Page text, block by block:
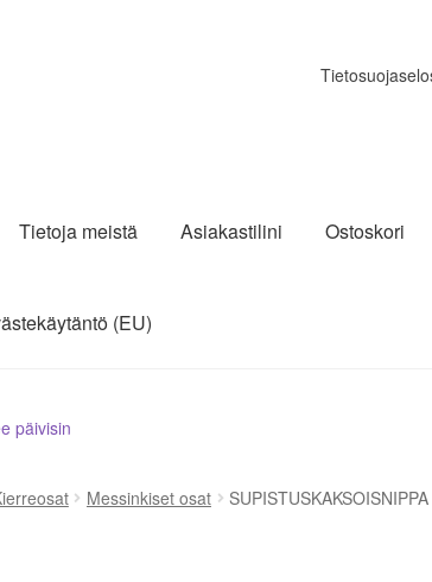
Tietoja meistä Asiakastilini Ostoskori
(EU)
päivisin
Messinkiset osat